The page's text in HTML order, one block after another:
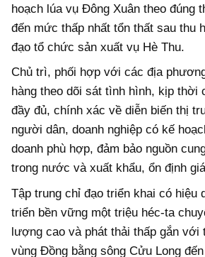
hoạch lúa vụ Đông Xuân theo đúng
đến mức thấp nhất tổn thất sau thu
đạo tổ chức sản xuất vụ Hè Thu.
Chủ trì, phối hợp với các địa
hàng theo dõi sát tình hình, kịp thời
đầy đủ, chính xác về diễn biến thị
người dân, doanh nghiệp có kế
doanh phù hợp, đảm bảo nguồn
trong nước và xuất khẩu, ổn định
Tập trung chỉ đạo triển khai có hiệu
triển bền vững một triệu héc-ta
lượng cao và phát thải thấp gắn với
vùng Đồng bằng sông Cửu Long